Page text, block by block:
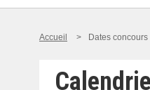
Accueil
> Dates concours